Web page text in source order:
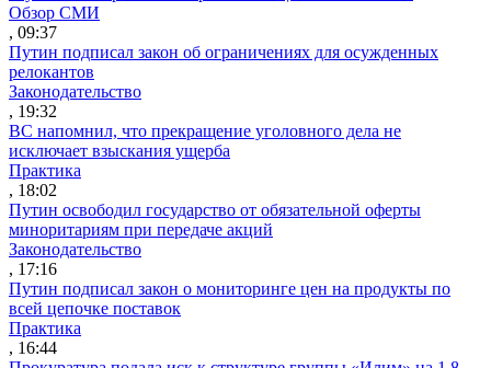
Обзор СМИ
, 09:37
Путин подписал закон об ограничениях для осужденных
релокантов
Законодательство
, 19:32
ВС напомнил, что прекращение уголовного дела не
исключает взыскания ущерба
Практика
, 18:02
Путин освободил государство от обязательной оферты
миноритариям при передаче акций
Законодательство
, 17:16
Путин подписал закон о мониторинге цен на продукты по
всей цепочке поставок
Практика
, 16:44